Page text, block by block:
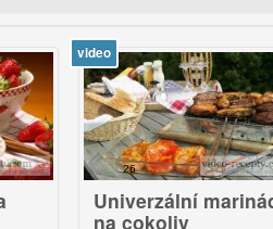
video
26
Univerzální marináda
na cokoliv